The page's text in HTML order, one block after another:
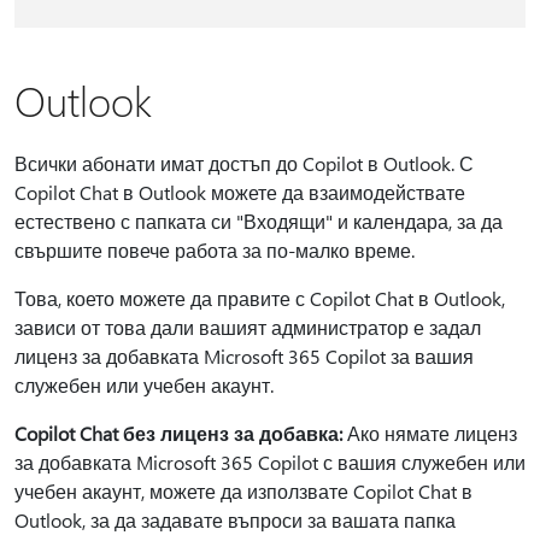
Outlook
Всички абонати имат достъп до Copilot в Outlook. С
Copilot Chat в Outlook можете да взаимодействате
естествено с папката си "Входящи" и календара, за да
свършите повече работа за по-малко време.
Това, което можете да правите с Copilot Chat в Outlook,
зависи от това дали вашият администратор е задал
лиценз за добавката Microsoft 365 Copilot за вашия
служебен или учебен акаунт.
Copilot Chat без лиценз за добавка:Ако нямате лиценз
за добавката Microsoft 365 Copilot с вашия служебен или
учебен акаунт, можете да използвате Copilot Chat в
Outlook, за да задавате въпроси за вашата папка